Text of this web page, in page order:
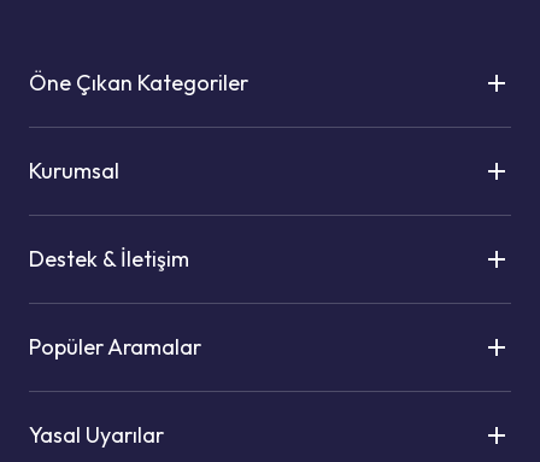
Öne Çıkan Kategoriler
Kurumsal
Destek & İletişim
Popüler Aramalar
Yasal Uyarılar